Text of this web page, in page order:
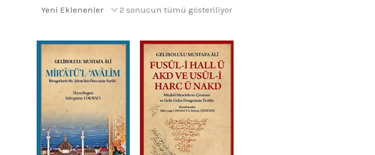
2 sonucun tümü gösteriliyor